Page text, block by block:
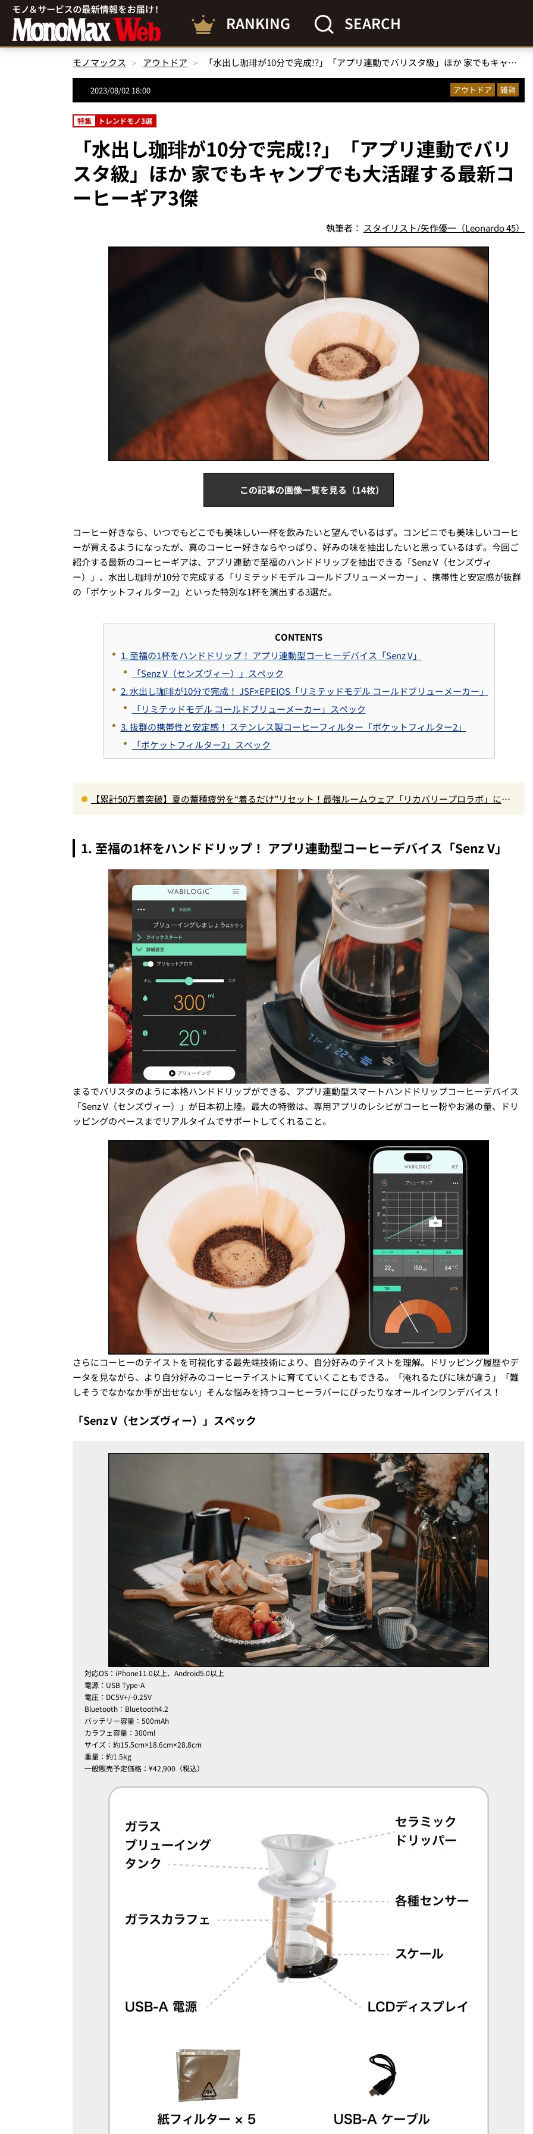
RANKING SEARCH
モノマックス アウトドア 「水出し珈琲が10分で完成!?」「アプリ連動でバリスタ級」ほか 家でもキャンプでも大活躍する最新コーヒーギア3傑
2023/08/02 18:00 アウトドア 雑貨
特集 トレンドモノ3選
「水出し珈琲が10分で完成!?」「アプリ連動でバリ
スタ級」ほか 家でもキャンプでも大活躍する最新コ
ーヒーギア3傑
執筆者： スタイリスト/矢作優一（Leonardo 45）
この記事の画像一覧を見る（14枚）
コーヒー好きなら、いつでもどこでも美味しい一杯を飲みたいと望んでいるはず。コンビニでも美味しいコーヒ
ーが買えるようになったが、真のコーヒー好きならやっぱり、好みの味を抽出したいと思っているはず。今回ご
紹介する最新のコーヒーギアは、アプリ連動で至福のハンドドリップを抽出できる「Senz V（センズヴィ
ー）」、水出し珈琲が10分で完成する「リミテッドモデル コールドブリューメーカー」、携帯性と安定感が抜群
の「ポケットフィルター2」といった特別な1杯を演出する3選だ。
CONTENTS
1. 至福の1杯をハンドドリップ！ アプリ連動型コーヒーデバイス「Senz V」
「Senz V（センズヴィー）」スペック
2. 水出し珈琲が10分で完成！ JSF×EPEIOS「リミテッドモデル コールドブリューメーカー」
「リミテッドモデル コールドブリューメーカー」スペック
3. 抜群の携帯性と安定感！ ステンレス製コーヒーフィルター「ポケットフィルター2」
「ポケットフィルター2」スペック
【累計50万着突破】夏の蓄積疲労を“着るだけ”リセット！最強ルームウェア「リカバリープロラボ」に新
1. 至福の1杯をハンドドリップ！ アプリ連動型コーヒーデバイス「Senz V」
まるでバリスタのように本格ハンドドリップができる、アプリ連動型スマートハンドドリップコーヒーデバイス
「Senz V（センズヴィー）」が日本初上陸。最大の特徴は、専用アプリのレシピがコーヒー粉やお湯の量、ドリ
ッピングのペースまでリアルタイムでサポートしてくれること。
さらにコーヒーのテイストを可視化する最先端技術により、自分好みのテイストを理解。ドリッピング履歴やデ
ータを見ながら、より自分好みのコーヒーテイストに育てていくこともできる。「淹れるたびに味が違う」「難
しそうでなかなか手が出せない」そんな悩みを持つコーヒーラバーにぴったりなオールインワンデバイス！
「Senz V（センズヴィー）」スペック
対応OS：iPhone11.0以上、Android5.0以上
電源：USB Type-A
電圧：DC5V+/-0.25V
Bluetooth：Bluetooth4.2
バッテリー容量：500mAh
カラフェ容量：300ml
サイズ：約15.5cm×18.6cm×28.8cm
重量：約1.5kg
一般販売予定価格：¥42,900（税込）